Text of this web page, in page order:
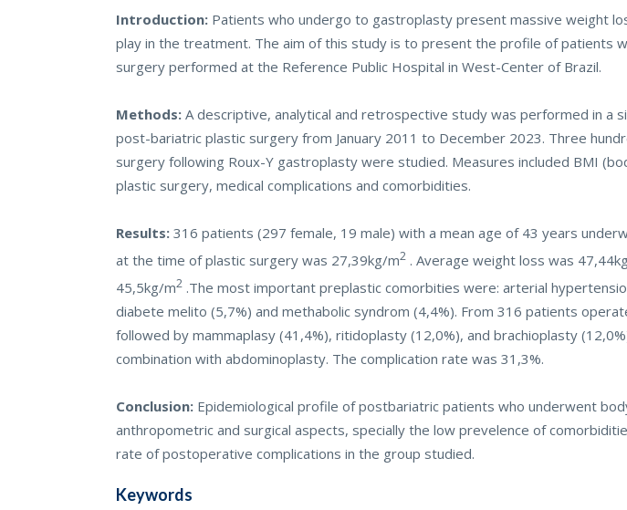
Introduction: Patients who undergo to gastroplasty present massive weight
play in the treatment. The aim of this study is to present the profile of patients
surgery performed at the Reference Public Hospital in West-Center of Brazil.
Methods: A descriptive, analytical and retrospective study was performed in a
post-bariatric plastic surgery from January 2011 to December 2023. Three
surgery following Roux-Y gastroplasty were studied. Measures included BMI
plastic surgery, medical complications and comorbidities.
Results: 316 patients (297 female, 19 male) with a mean age of 43 years
at the time of plastic surgery was 27,39kg/m2 . Average weight loss was
45,5kg/m2 .The most important preplastic comorbities were: arterial
diabete melito (5,7%) and methabolic syndrom (4,4%). From 316 patients
followed by mammaplasy (41,4%), ritidoplasty (12,0%), and brachioplasty
combination with abdominoplasty. The complication rate was 31,3%.
Conclusion: Epidemiological profile of postbariatric patients who underwent
anthropometric and surgical aspects, specially the low prevelence of
rate of postoperative complications in the group studied.
Keywords